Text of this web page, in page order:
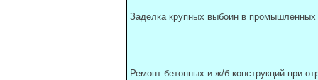
Заделка крупных выбоин в промышленных
Ремонт бетонных и ж/б конструкций при